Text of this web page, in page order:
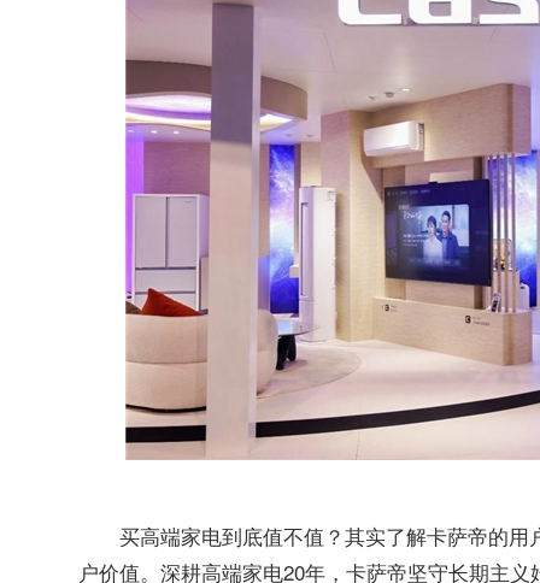
买高端家电到底值不值？其实了解卡萨帝的
户价值。深耕高端家电20年，卡萨帝坚守长期主